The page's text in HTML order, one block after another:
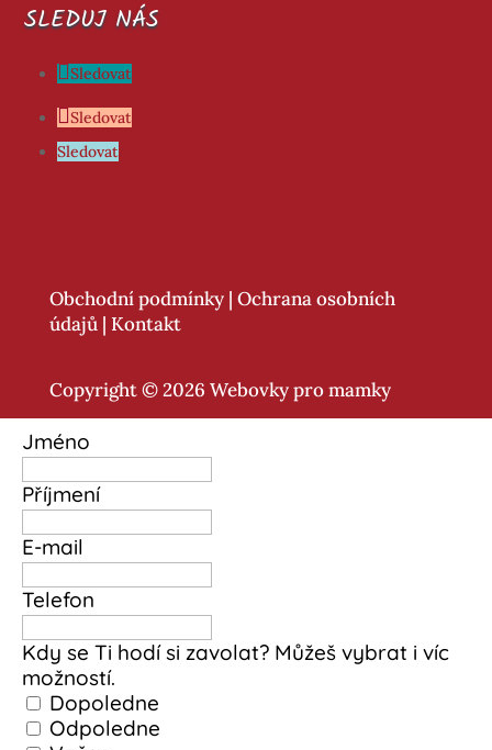
SLEDUJ NÁS
Sledovat
Sledovat
Sledovat
Obchodní podmínky | Ochrana osobních
údajů| Kontakt
Copyright © 2026 Webovky pro mamky
Jméno
Příjmení
E-mail
Telefon
Kdy se Ti hodí si zavolat? Můžeš vybrat i víc
možností.
Dopoledne
Odpoledne